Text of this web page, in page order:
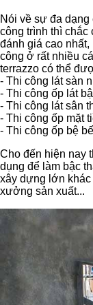
Nói về sự đa
công trình thì chắc
đánh giá cao
công ở rất nhiều
terrazzo có thể
- Thi công lát sàn
- Thi công ốp lát
- Thi công lát sân
- Thi công ốp mặt
- Thi công ốp bệ
Cho đến hiện nay
dụng để làm bậc
xây dựng lớn khác
xưởng sản xuất...